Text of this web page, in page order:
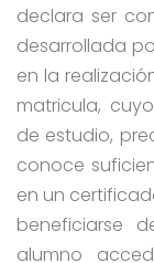
declara ser
desarrollada
en la
matricula,
de estudio,
conoce
en un
beneficiarse
alumno